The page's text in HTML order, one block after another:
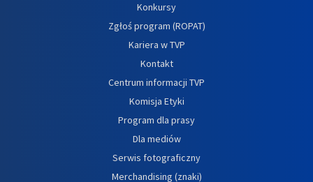
Konkursy
Zgłoś program (ROPAT)
Kariera w TVP
Kontakt
Centrum informacji TVP
Komisja Etyki
Program dla prasy
Dla mediów
Serwis fotograficzny
Merchandising (znaki)